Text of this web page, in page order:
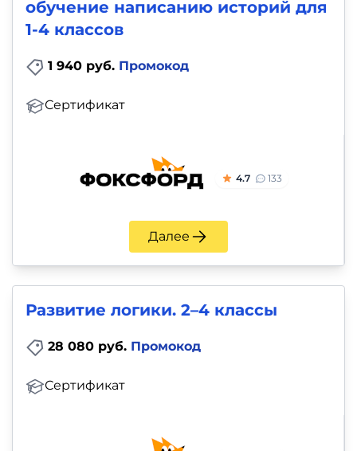
обучение написанию историй для
1-4 классов
1 940 руб. Промокод
Сертификат
4.7 133
Далее
Развитие логики. 2–4 классы
28 080 руб. Промокод
Сертификат